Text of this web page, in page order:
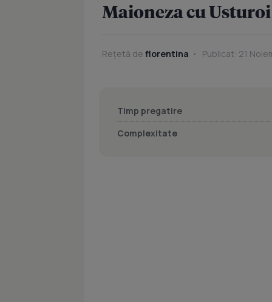
Maioneza cu Usturoi
Rețetă de florentina Publicat: 21
Timp pregatire
Complexitate